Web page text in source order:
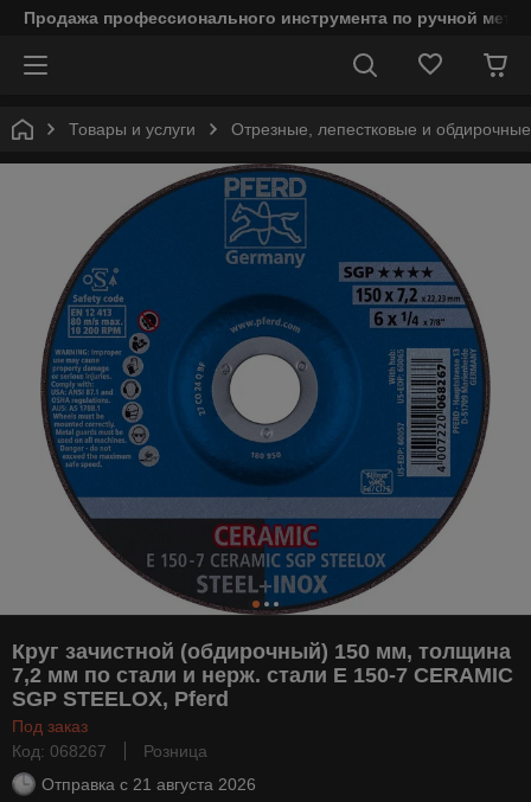
Продажа профессионального инструмента по ручной
Товары и услуги Отрезные, лепестковые и
Круг зачистной (обдирочный) 150 мм, толщина
7,2 мм по стали и нерж. стали E 150-7 CERAMIC
SGP STEELOX, Pferd
Под заказ
Код: 068267
Розница
Отправка с 21 августа 2026